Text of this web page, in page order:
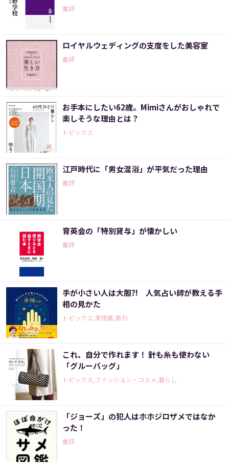
書評
ロイヤルウェディングの支度をした美容室
書評
お手本にしたい62歳。Mimiさんがおしゃれで
楽しそうな理由とは？
トピックス
江戸時代に「男女混浴」が平気だった理由
書評
育英会の「特別貸与」が懐かしい
書評
手が小さい人は大胆?! 人気占い師が教える手
相の見かた
トピックス,実用書,新刊
これ、自分で作れます！ 針も糸も使わない
「グルーバッグ」
トピックス,ファッション・コスメ,暮らし
「ジョーズ」の犯人はホホジロザメではなか
った！
書評